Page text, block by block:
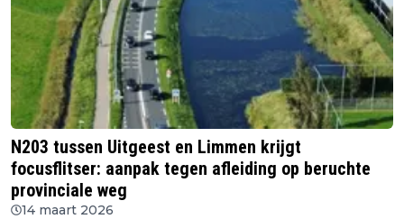
N203 tussen Uitgeest en Limmen krijgt
focusflitser: aanpak tegen afleiding op beruchte
provinciale weg
14 maart 2026